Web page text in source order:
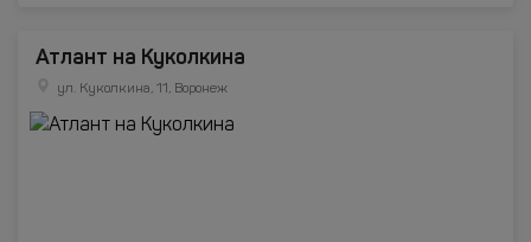
Атлант на Куколкина
ул. Куколкина, 11, Воронеж